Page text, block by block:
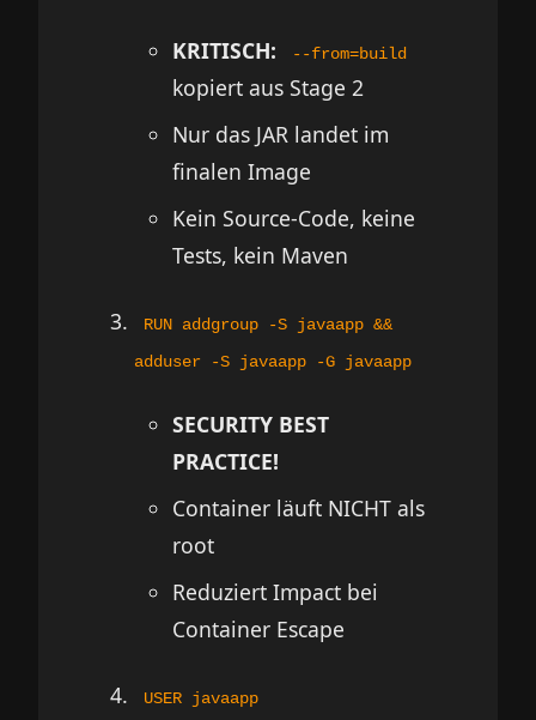
KRITISCH: --from=build
kopiert aus Stage 2
Nur das JAR landet im
finalen Image
Kein Source-Code, keine
Tests, kein Maven
RUN addgroup -S javaapp &&
adduser -S javaapp -G javaapp
SECURITY BEST
PRACTICE!
Container läuft NICHT als
root
Reduziert Impact bei
Container Escape
USER javaapp